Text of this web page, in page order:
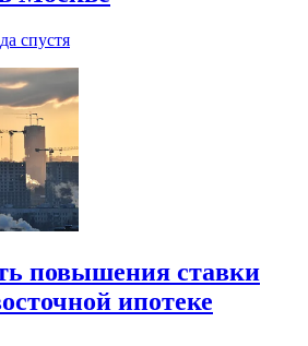
спустя
повышения ставки
ипотеке